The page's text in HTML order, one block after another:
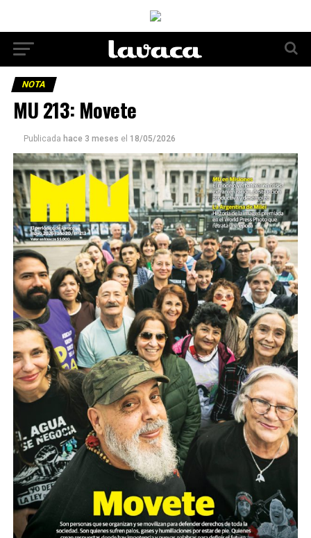
NOTA
MU 213: Movete
Publicada hace 3 meses el 18/05/2026